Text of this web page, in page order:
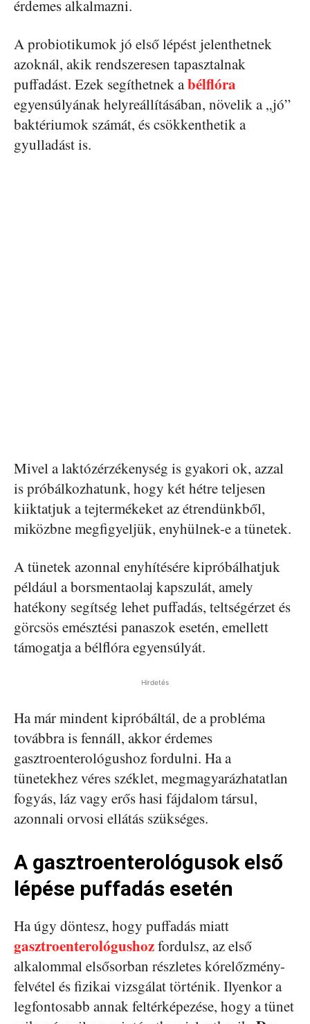
érdemes alkalmazni.
A probiotikumok jó első lépést jelenthetnek
azoknál, akik rendszeresen tapasztalnak
puffadást. Ezek segíthetnek abélflóra
egyensúlyának helyreállításában, növelik a „jó”
baktériumok számát, és csökkenthetik a
gyulladást is.
Mivel a laktózérzékenység is gyakori ok, azzal
is próbálkozhatunk, hogy két hétre teljesen
kiiktatjuk a tejtermékeket az étrendünkből,
miközbne megfigyeljük, enyhülnek-e a tünetek.
A tünetek azonnal enyhítésére kipróbálhatjuk
például a borsmentaolaj kapszulát, amely
hatékony segítség lehet puffadás, teltségérzet és
görcsös emésztési panaszok esetén, emellett
támogatja a bélflóra egyensúlyát.
Hirdetés
Ha már mindent kipróbáltál, de a probléma
továbbra is fennáll, akkor érdemes
gasztroenterológushoz fordulni. Ha a
tünetekhez véres széklet, megmagyarázhatatlan
fogyás, láz vagy erős hasi fájdalom társul,
azonnali orvosi ellátás szükséges.
A gasztroenterológusok első
lépése puffadás esetén
Ha úgy döntesz, hogy puffadás miatt
gasztroenterológushozfordulsz, az első
alkalommal elsősorban részletes kórelőzmény-
felvétel és fizikai vizsgálat történik. Ilyenkor a
legfontosabb annak feltérképezése, hogy a tünet